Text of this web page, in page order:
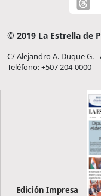
© 2019 La Estrella de
C/ Alejandro A. Duque G.
Teléfono: +507 204-0000
Edición Impresa